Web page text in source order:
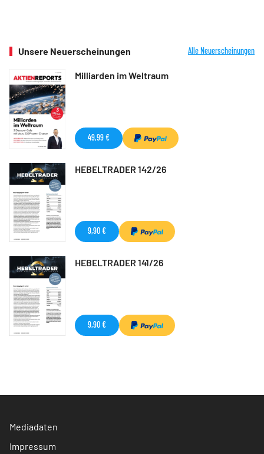
Unsere Neuerscheinungen Alle Neuerscheinungen
Milliarden im Weltraum
49,99 €
HEBELTRADER 142/26
9,90 €
HEBELTRADER 141/26
9,90 €
Mediadaten
Impressum